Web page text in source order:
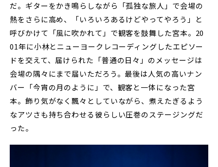
だ。ギターをかき鳴らしながら「孤独な旅人」で会場の
熱をさらに高め、「いろいろあるけどやってやろう」と
呼びかけて「風に吹かれて」で観客を鼓舞した宮本。20
01年に小林とニューヨークレコーディングしたエピソー
ドを交えて、届けられた「普通の日々」のメッセージは
会場の隅々にまで届いただろう。最後は人気の高いナン
バー「今宵の月のように」で、観客と一体になった宮
本。飾り気がなく飄々としていながら、煮えたぎるよう
なアツさも持ち合わせる彼らしい圧巻のステージングだ
った。